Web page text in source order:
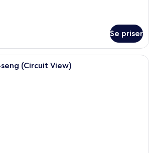
Se priser
Et hotelværelse med seng, fjernsyn,
(Circuit View)